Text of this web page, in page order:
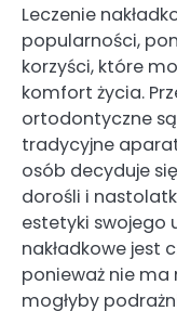
Leczenie
popularności,
korzyści, które
komfort życia.
ortodontyczne
tradycyjne
osób decyduje
dorośli i
estetyki swojego
nakładkowe jest
ponieważ nie
mogłyby